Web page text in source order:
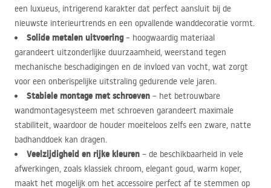
een luxueus, intrigerend karakter dat perfect aansluit bij de
nieuwste interieurtrends en een opvallende wanddecoratie vormt.
Solide metalen uitvoering– hoogwaardig materiaal
garandeert uitzonderlijke duurzaamheid, weerstand tegen
mechanische beschadigingen en de invloed van vocht, wat zorgt
voor een onberispelijke uitstraling gedurende vele jaren.
Stabiele montage met schroeven – het betrouwbare
wandmontagesysteem met schroeven garandeert maximale
stabiliteit, waardoor de houder moeiteloos zelfs een zware, natte
badhanddoek kan dragen.
Veelzijdigheid en rijke kleuren – de beschikbaarheid in vele
afwerkingen, zoals klassiek chroom, elegant goud, warm koper,
maakt het mogelijk om het accessoire perfect af te stemmen op